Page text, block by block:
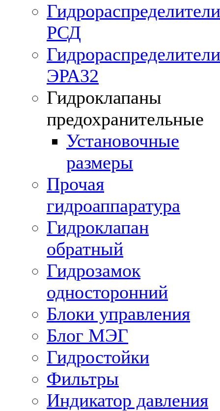
Гидрораспределители
РСД
Гидрораспределители
ЭРА32
Гидроклапаны
предохранительные
Установочные
размеры
Прочая
гидроаппаратура
Гидроклапан
обратный
Гидрозамок
односторонний
Блоки управления
Блог МЭГ
Гидростойки
Фильтры
Индикатор давления